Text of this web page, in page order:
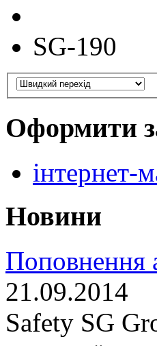
SG-190
Оформити
інтернет-
Новини
Поповнення
21.09.2014
Safety SG